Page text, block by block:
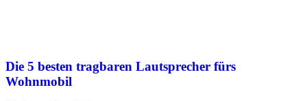
Die 5 besten tragbaren Lautsprecher fürs
Wohnmobil